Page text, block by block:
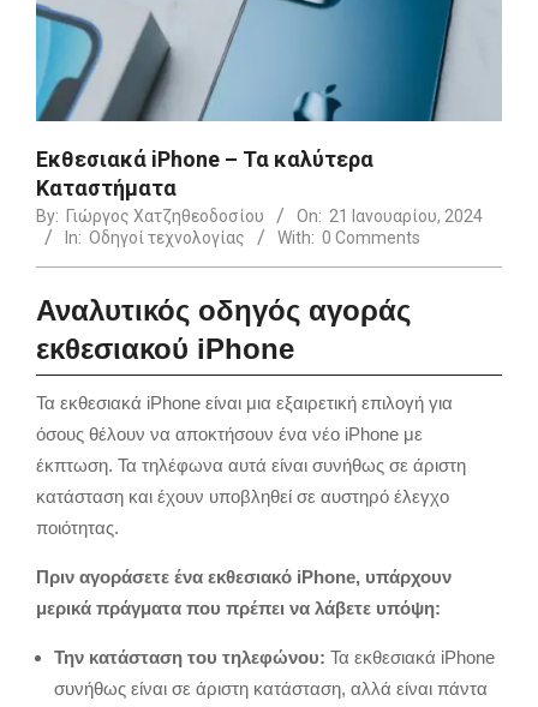
Εκθεσιακά iPhone – Τα καλύτερα
Καταστήματα
By: Γιώργος Χατζηθεοδοσίου On: 21 Ιανουαρίου, 2024
In: Οδηγοί τεχνολογίας With: 0 Comments
Αναλυτικός οδηγός αγοράς
εκθεσιακού iPhone
Τα εκθεσιακά iPhone είναι μια εξαιρετική επιλογή για
όσους θέλουν να αποκτήσουν ένα νέο iPhone με
έκπτωση. Τα τηλέφωνα αυτά είναι συνήθως σε άριστη
κατάσταση και έχουν υποβληθεί σε αυστηρό έλεγχο
ποιότητας.
Πριν αγοράσετε ένα εκθεσιακό iPhone, υπάρχουν
μερικά πράγματα που πρέπει να λάβετε υπόψη:
Την κατάσταση του τηλεφώνου: Τα εκθεσιακά iPhone
συνήθως είναι σε άριστη κατάσταση, αλλά είναι πάντα